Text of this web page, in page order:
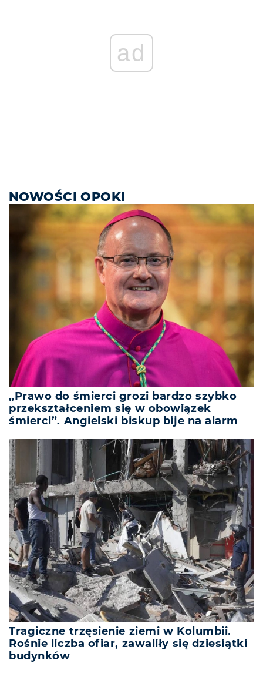
ad
NOWOŚCI OPOKI
„Prawo do śmierci grozi bardzo szybko
przekształceniem się w obowiązek
śmierci”. Angielski biskup bije na alarm
Tragiczne trzęsienie ziemi w Kolumbii.
Rośnie liczba ofiar, zawaliły się dziesiątki
budynków